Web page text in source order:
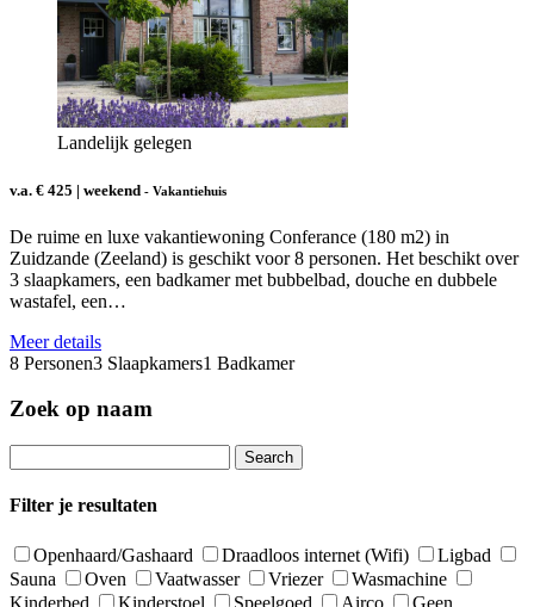
Landelijk gelegen
v.a. € 425 | weekend - Vakantiehuis
De ruime en luxe vakantiewoning Conferance (180 m2) in
Zuidzande (Zeeland) is geschikt voor 8 personen. Het beschikt over
3 slaapkamers, een badkamer met bubbelbad, douche en dubbele
wastafel, een…
Meer details
8 Personen3 Slaapkamers1 Badkamer
Zoek op naam
for:
Filter je resultaten
Openhaard/Gashaard Draadloos internet (Wifi)
Ligbad
Sauna
Oven Vaatwasser Vriezer
Wasmachine
Kinderbed
Kinderstoel Speelgoed Airco
Geen